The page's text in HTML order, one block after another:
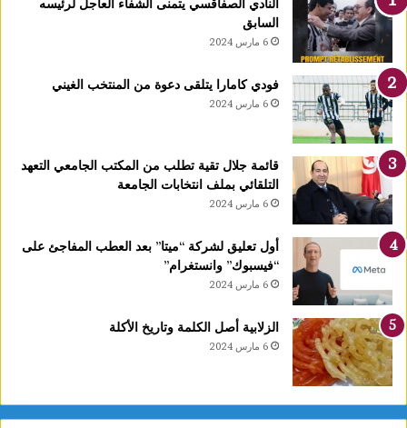
النادي الصفاقسي يتمنى الشفاء العاجل لرئيسه
السابق
6 مارس 2024
فودي كامارا يتلقى دعوة من المنتخب الغيني
6 مارس 2024
قائمة جلال تقية تطلب من المكتب الجامعي التعهد
التلقائي بملف انتخابات الجامعة
6 مارس 2024
أول تعليق لشركة “ميتا” بعد العطب المفاجئ على
“فيسبوك” وانستغرام”
6 مارس 2024
الزلابية أصل الكلمة وتاريخ الأكلة
6 مارس 2024